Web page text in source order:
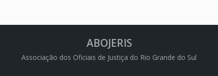
ABOJERIS
Associação dos Oficiais de Justiça do Rio Grande do Sul